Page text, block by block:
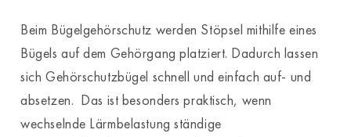
Beim Bügelgehörschutz werden Stöpsel mithilfe eines
Bügels auf dem Gehörgang platziert. Dadurch lassen
sich Gehörschutzbügel schnell und einfach auf- und
absetzen. Das ist besonders praktisch, wenn
wechselnde Lärmbelastung ständige